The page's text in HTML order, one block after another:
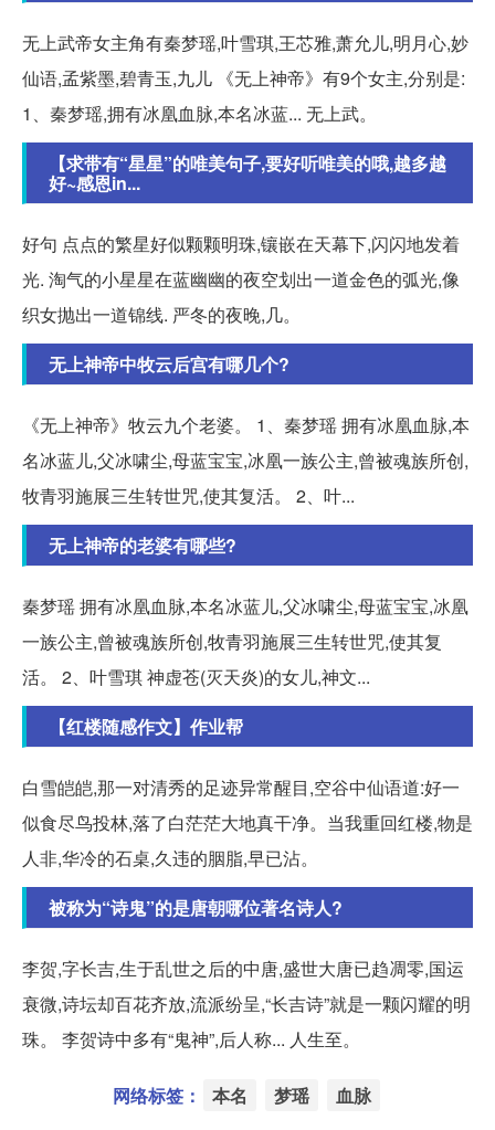
无上武帝女主角有秦梦瑶,叶雪琪,王芯雅,萧允儿,明月心,妙
仙语,孟紫墨,碧青玉,九儿 《无上神帝》有9个女主,分别是:
1、秦梦瑶,拥有冰凰血脉,本名冰蓝... 无上武。
【求带有“星星”的唯美句子,要好听唯美的哦,越多越
好~感恩in...
好句 点点的繁星好似颗颗明珠,镶嵌在天幕下,闪闪地发着
光. 淘气的小星星在蓝幽幽的夜空划出一道金色的弧光,像
织女抛出一道锦线. 严冬的夜晚,几。
无上神帝中牧云后宫有哪几个?
《无上神帝》牧云九个老婆。 1、秦梦瑶 拥有冰凰血脉,本
名冰蓝儿,父冰啸尘,母蓝宝宝,冰凰一族公主,曾被魂族所创,
牧青羽施展三生转世咒,使其复活。 2、叶...
无上神帝的老婆有哪些?
秦梦瑶 拥有冰凰血脉,本名冰蓝儿,父冰啸尘,母蓝宝宝,冰凰
一族公主,曾被魂族所创,牧青羽施展三生转世咒,使其复
活。 2、叶雪琪 神虚苍(灭天炎)的女儿,神文...
【红楼随感作文】作业帮
白雪皑皑,那一对清秀的足迹异常醒目,空谷中仙语道:好一
似食尽鸟投林,落了白茫茫大地真干净。当我重回红楼,物是
人非,华冷的石桌,久违的胭脂,早已沾。
被称为“诗鬼”的是唐朝哪位著名诗人?
李贺,字长吉,生于乱世之后的中唐,盛世大唐已趋凋零,国运
衰微,诗坛却百花齐放,流派纷呈,“长吉诗”就是一颗闪耀的明
珠。 李贺诗中多有“鬼神”,后人称... 人生至。
网络标签： 本名 梦瑶 血脉